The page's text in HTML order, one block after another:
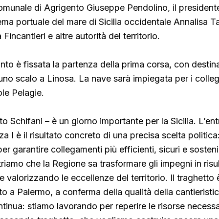
di Agrigento Giuseppe Pendolino, il
portuale del mare di Sicilia occidentale Annalisa
Fincantieri e altre autorità del territorio.
è fissata la partenza della prima corsa, con
scalo a Linosa. La nave sarà impiegata per i
Pelagie.
Schifani – è un giorno importante per la Sicilia.
I è il risultato concreto di una precisa scelta
garantire collegamenti più efficienti, sicuri e
che la Regione sa trasformare gli impegni in
valorizzando le eccellenze del territorio. Il traghetto
a Palermo, a conferma della qualità della
stiamo lavorando per reperire le risorse